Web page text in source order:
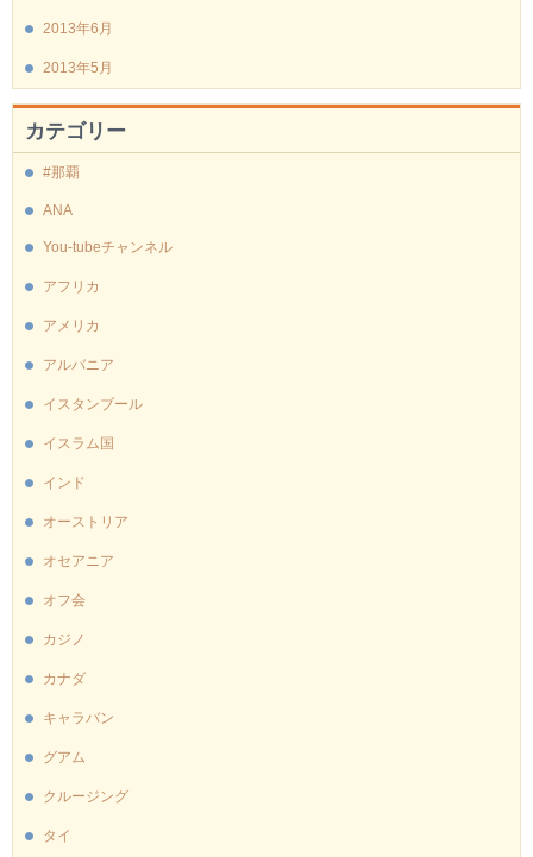
2013年6月
2013年5月
カテゴリー
#那覇
ANA
You-tubeチャンネル
アフリカ
アメリカ
アルバニア
イスタンブール
イスラム国
インド
オーストリア
オセアニア
オフ会
カジノ
カナダ
キャラバン
グアム
クルージング
タイ